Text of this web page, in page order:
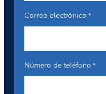
Correo electrónico *
Número de teléfono *